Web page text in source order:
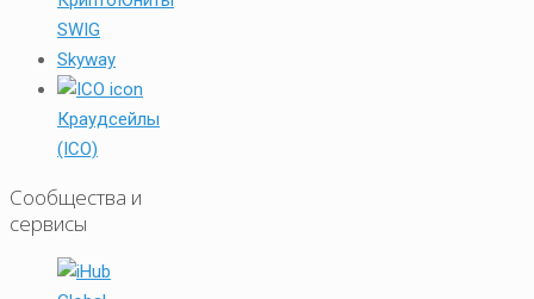
SWIG
Skyway
Краудсейлы
(ICO)
Сообщества и
сервисы